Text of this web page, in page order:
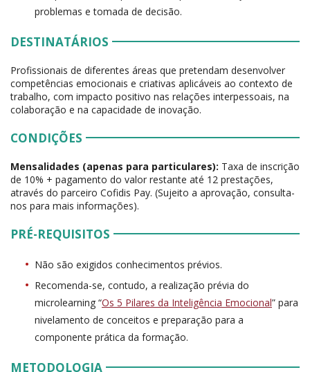
problemas e tomada de decisão.
DESTINATÁRIOS
Profissionais de diferentes áreas que pretendam desenvolver
competências emocionais e criativas aplicáveis ao contexto de
trabalho, com impacto positivo nas relações interpessoais, na
colaboração e na capacidade de inovação.
CONDIÇÕES
Mensalidades (apenas para particulares): Taxa de inscrição
de 10% + pagamento do valor restante até 12 prestações,
através do parceiro Cofidis Pay. (Sujeito a aprovação, consulta-
nos para mais informações).
PRÉ-REQUISITOS
Não são exigidos conhecimentos prévios.
Recomenda-se, contudo, a realização prévia do
microlearning “Os 5 Pilares da Inteligência Emocional” para
nivelamento de conceitos e preparação para a
componente prática da formação.
METODOLOGIA